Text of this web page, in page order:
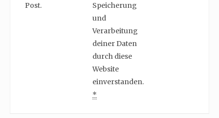
Post.
Speicherung
und
Verarbeitung
deiner Daten
durch diese
Website
einverstanden.
*